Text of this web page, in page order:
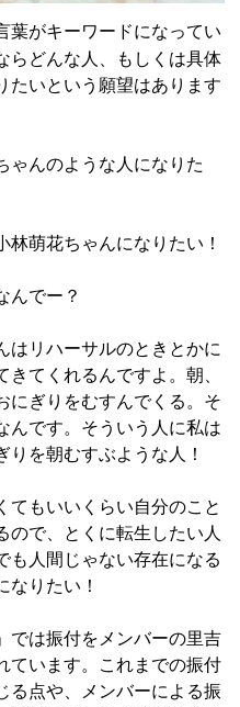
がキーワードになってい
らどんな人、もしくは具体
たいという願望はあります
ゃんのような人になりた
林萌花ちゃんになりたい！
でー？
はリハーサルのときとかに
きてくれるんですよ。朝、
にぎりをむすんでくる。そ
んです。そういう人に私は
りを朝むすぶような人！
てもいいくらい自分のこと
ので、とくに転生したい人
も人間じゃない存在になる
りたい！
は振付をメンバーの里吉
ています。これまでの振付
る点や、メンバーによる振